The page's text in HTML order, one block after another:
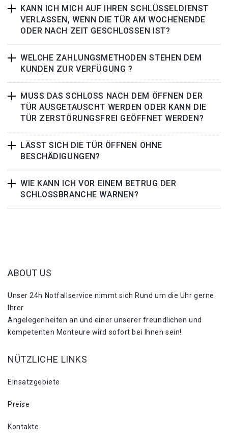
KANN ICH MICH AUF IHREN SCHLÜSSELDIENST
VERLASSEN, WENN DIE TÜR AM WOCHENENDE
ODER NACH ZEIT GESCHLOSSEN IST?
WELCHE ZAHLUNGSMETHODEN STEHEN DEM
KUNDEN ZUR VERFÜGUNG ?
MUSS DAS SCHLOSS NACH DEM ÖFFNEN DER
TÜR AUSGETAUSCHT WERDEN ODER KANN DIE
TÜR ZERSTÖRUNGSFREI GEÖFFNET WERDEN?
LÄSST SICH DIE TÜR ÖFFNEN OHNE
BESCHÄDIGUNGEN?
WIE KANN ICH VOR EINEM BETRUG DER
SCHLOSSBRANCHE WARNEN?
ABOUT US
Unser 24h Notfallservice nimmt sich Rund um die Uhr gerne
Ihrer
Angelegenheiten an und einer unserer freundlichen und
kompetenten Monteure wird sofort bei Ihnen sein!
NÜTZLICHE LINKS
Einsatzgebiete
Preise
Kontakte